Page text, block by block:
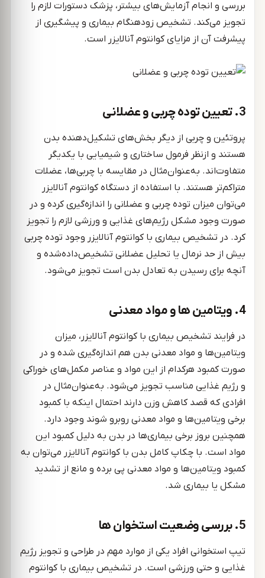
بررسی و انجام آزمایش‌های بیشتر، پزشک دستورات لازم را
تجویز می‌کند. تشخیص زودهنگام بیماری و پیشگیری از
پیشرفت آن از مزایای کوانتوم آنالایزر است.
3. تعیین توده چربی و عضلانی
پروتئین و چربی از دیگر بخش‌های تشکیل‌دهنده بدن
هستند و ازنظر فرمول ساختاری و شیمیایی با یکدیگر
متفاوت‌اند. به‌عنوان‌مثال در مقایسه با چربی‌ها، عضلات
متراکم‌تر هستند. با استفاده از دستگاه کوانتوم آنالایزر
می‌توان میزان توده چربی و عضلانی را اندازه‌گیری کرده و در
صورت وجود مشکل رژیم‌های غذایی و ورزشی لازم را تجویز
کرد. در تشخیص بیماری با کوانتوم آنالایزر وجود توده چربی
بیش از حد نرمال یا تحلیل عضلانی تشخیص‌داده‌شده و
آنچه برای رسیدن به تعادل بدن است تجویز می‌شود.
4. ویتامین ها و مواد معدنی
در فرایند تشخیص بیماری با کوانتوم آنالایزر، میزان
ویتامین‌ها و مواد معدنی بدن هم اندازه‌گیری شده و در
صورت کمبود هرکدام از این مواد و عناصر مکمل‌های خوراکی
و رژیم غذایی مناسب تجویز می‌شود. به‌عنوان‌مثال در
افرادی که قصد کاهش وزن دارند احتمال اینکه با کمبود
برخی ویتامین‌ها و مواد معدنی روبرو شوند وجود دارد.
همچنین بروز برخی بیماری‌ها در بدن به دلیل کمبود این
مواد است. با چکاپ کامل بدن با کوانتوم آنالایزر می‌توان به
کمبود ویتامین‌ها و مواد معدنی پی برده و مانع از تشدید
مشکل یا بیماری شد.
5. بررسی وضعیت استخوان ‌ها
تیپ استخوانی افراد یکی از موارد مهم در طراحی و تجویز رژیم
غذایی و حتی ورزشی است. در تشخیص بیماری با کوانتوم